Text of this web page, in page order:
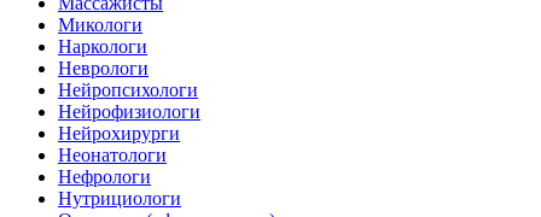
Микологи
Наркологи
Неврологи
Нейропсихологи
Нейрофизиологи
Нейрохирурги
Неонатологи
Нефрологи
Нутрициологи